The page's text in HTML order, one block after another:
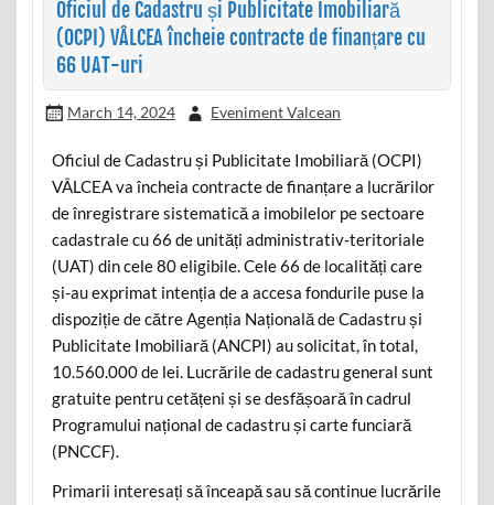
Oficiul de Cadastru și Publicitate Imobiliară
(OCPI) VÂLCEA încheie contracte de finanțare cu
66 UAT-uri
March 14, 2024 Eveniment Valcean
Oficiul de Cadastru și Publicitate Imobiliară (OCPI)
VÂLCEA va încheia contracte de finanțare a lucrărilor
de înregistrare sistematică a imobilelor pe sectoare
cadastrale cu 66 de unități administrativ-teritoriale
(UAT) din cele 80 eligibile. Cele 66 de localități care
și-au exprimat intenția de a accesa fondurile puse la
dispoziție de către Agenția Națională de Cadastru și
Publicitate Imobiliară (ANCPI) au solicitat, în total,
10.560.000 de lei. Lucrările de cadastru general sunt
gratuite pentru cetățeni și se desfășoară în cadrul
Programului național de cadastru și carte funciară
(PNCCF).
Primarii interesați să înceapă sau să continue lucrările